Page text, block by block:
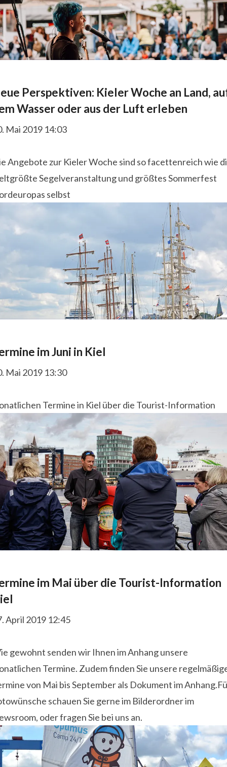
Perspektiven: Kieler Woche an Land,
Wasser oder aus der Luft erleben
Mai 2019 14:03
Angebote zur Kieler Woche sind so facettenreich wie
Segelveranstaltung und größtes Sommerfest
selbst
im Juni in Kiel
Mai 2019 13:30
Termine in Kiel über die Tourist-Information
im Mai über die Tourist-Information
April 2019 12:45
gewohnt senden wir Ihnen im Anhang unsere
Termine. Zudem finden Sie unsere
von Mai bis September als Dokument im
schauen Sie gerne im Bilderordner im
oder fragen Sie bei uns an.